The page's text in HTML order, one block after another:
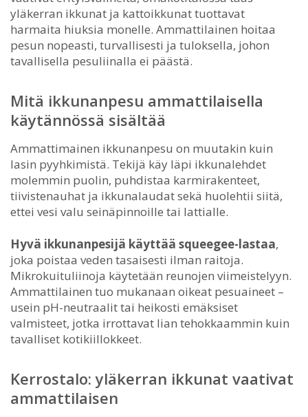
yläkerran ikkunat ja kattoikkunat tuottavat
harmaita hiuksia monelle. Ammattilainen hoitaa
pesun nopeasti, turvallisesti ja tuloksella, johon
tavallisella pesuliinalla ei päästä.
Mitä ikkunanpesu ammattilaisella
käytännössä sisältää
Ammattimainen ikkunanpesu on muutakin kuin
lasin pyyhkimistä. Tekijä käy läpi ikkunalehdet
molemmin puolin, puhdistaa karmirakenteet,
tiivistenauhat ja ikkunalaudat sekä huolehtii siitä,
ettei vesi valu seinäpinnoille tai lattialle.
Hyvä ikkunanpesijä käyttää squeegee-lastaa,
joka poistaa veden tasaisesti ilman raitoja.
Mikrokuituliinoja käytetään reunojen viimeistelyyn.
Ammattilainen tuo mukanaan oikeat pesuaineet –
usein pH-neutraalit tai heikosti emäksiset
valmisteet, jotka irrottavat lian tehokkaammin kuin
tavalliset kotikiillokkeet.
Kerrostalo: yläkerran ikkunat vaativat
ammattilaisen